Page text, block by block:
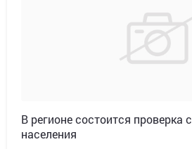
В регионе состоится проверка
населения